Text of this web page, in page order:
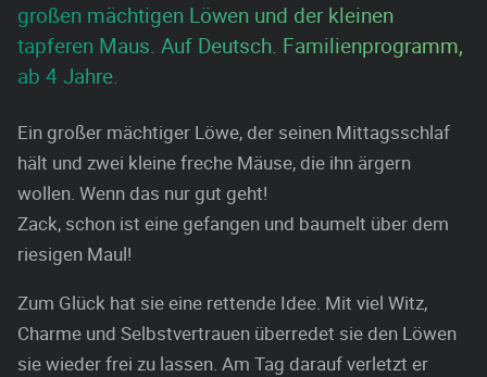
großen mächtigen Löwen und der kleinen
tapferen Maus. Auf Deutsch. Familienprogramm,
ab 4 Jahre.
Ein großer mächtiger Löwe, der seinen Mittagsschlaf
hält und zwei kleine freche Mäuse, die ihn ärgern
wollen. Wenn das nur gut geht!
Zack, schon ist eine gefangen und baumelt über dem
riesigen Maul!
Zum Glück hat sie eine rettende Idee. Mit viel Witz,
Charme und Selbstvertrauen überredet sie den Löwen
sie wieder frei zu lassen. Am Tag darauf verletzt er